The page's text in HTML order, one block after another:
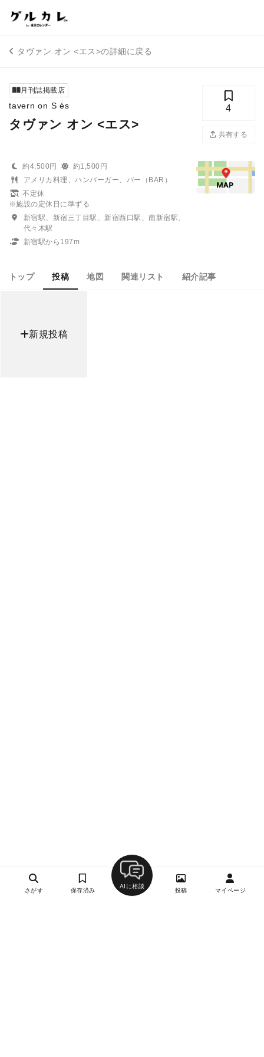
タヴァン オン <エス>の詳細に戻る
月刊誌掲載店
tavern on S és
タヴァン オン <エス>
4
共有する
約4,500円
約1,500円
アメリカ料理、ハンバーガー、バー（BAR）
不定休
※施設の定休日に準ずる
新宿駅、新宿三丁目駅、新宿西口駅、南新宿駅、
代々木駅
新宿駅から197m
トップ 投稿 地図 関連リスト 紹介記事
新規投稿
さがす 保存済み
AIに相談
投稿 マイページ